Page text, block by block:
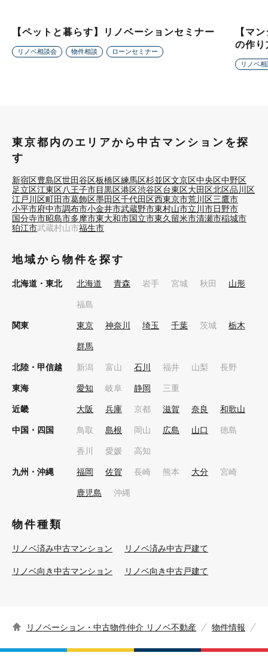
【ペットと暮らす】リノベーションセミナー
リノベ相談会 物件相談 ローンセミナー
【マ
の作り
リノベ
東京都内のエリアから中古マンションを探
す
新宿区豊島区世田谷区板橋区練馬区杉並区文京区中央区中野区
足立区江東区八王子市目黒区港区渋谷区台東区大田区北区品川区
江戸川区町田市葛飾区墨田区千代田区西東京市荒川区三鷹市
小平市府中市調布市小金井市武蔵野市東村山市立川市日野市
国分寺市昭島市多摩市東大和市国立市東久留米市清瀬市稲城市
狛江市武蔵村山市福生市
地域から物件を探す
北海道・東北 北海道 青森 岩手 宮城 秋田 山形
福島
関東 東京 神奈川 埼玉 千葉 茨城 栃木
群馬
北陸・甲信越 新潟 富山 石川 福井 山梨 長野
東海 愛知 岐阜 静岡 三重
近畿 大阪 兵庫 京都 滋賀 奈良 和歌山
中国・四国 鳥取 島根 岡山 広島 山口 徳島
香川 愛媛 高知
九州・沖縄 福岡 佐賀 長崎 熊本 大分 宮崎
鹿児島 沖縄
物件種類
リノベ済み中古マンション リノベ済み中古戸建て
リノベ向き中古マンション リノベ向き中古戸建て
リノベーション・中古物件仲介 リノベ不動産 物件情報